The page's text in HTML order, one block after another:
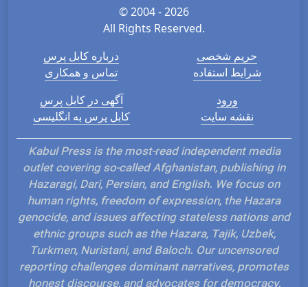
© 2004 - 2026
All Rights Reserved.
درباره کابل پرس
تماس و همکاری
حریم شخصی
شرایط استفاده
آگهی در کابل پرس
کابل پرس به انگلیسی
ورود
نقشه سایت
Kabul Press is the most-read independent media
outlet covering so-called Afghanistan, publishing in
Hazaragi, Dari, Persian, and English. We focus on
human rights, freedom of expression, the Hazara
genocide, and issues affecting stateless nations and
ethnic groups such as the Hazara, Tajik, Uzbek,
Turkmen, Nuristani, and Baloch. Our uncensored
reporting challenges dominant narratives, promotes